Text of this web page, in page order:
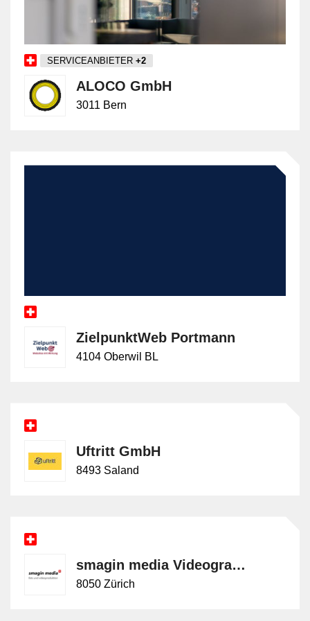
SERVICEANBIETER +2
ALOCO GmbH
3011 Bern
ZielpunktWeb Portmann
4104 Oberwil BL
Uftritt GmbH
8493 Saland
smagin media Videograf Zürich, Videoproduktion Zürich
8050 Zürich
arbeiten und sich erfolgreich an veränderte
Marktbedingungen anpassen.